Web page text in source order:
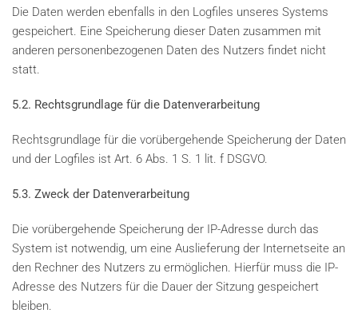
Die Daten werden ebenfalls in den Logfiles unseres Systems
gespeichert. Eine Speicherung dieser Daten zusammen mit
anderen personenbezogenen Daten des Nutzers findet nicht
statt.
5.2. Rechtsgrundlage für die Datenverarbeitung
Rechtsgrundlage für die vorübergehende Speicherung der Daten
und der Logfiles ist Art. 6 Abs. 1 S. 1 lit. f DSGVO.
5.3. Zweck der Datenverarbeitung
Die vorübergehende Speicherung der IP-Adresse durch das
System ist notwendig, um eine Auslieferung der Internetseite an
den Rechner des Nutzers zu ermöglichen. Hierfür muss die IP-
Adresse des Nutzers für die Dauer der Sitzung gespeichert
bleiben.